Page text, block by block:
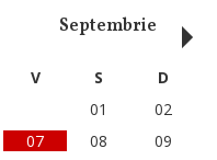
Septembrie
V S
D
01
02
07 08
09